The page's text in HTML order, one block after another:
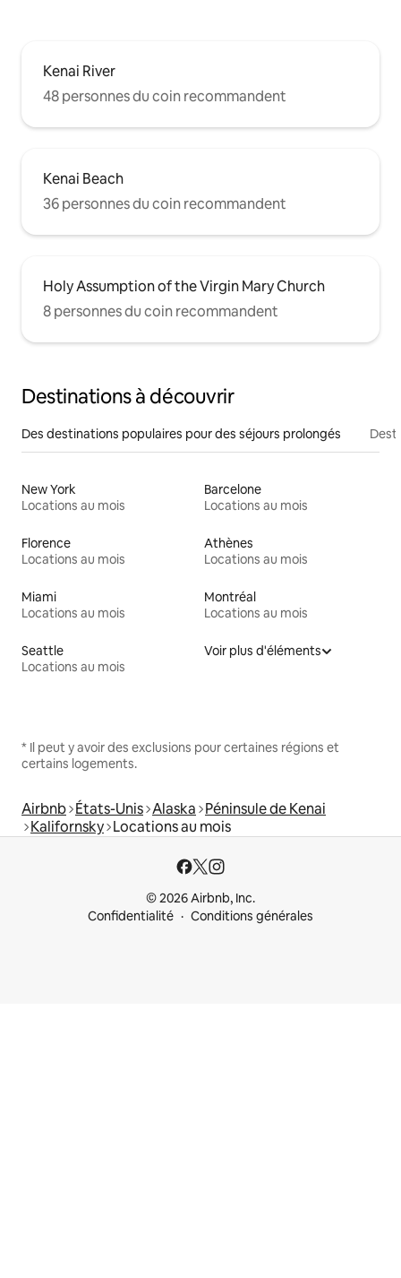
Kenai River
48 personnes du coin recommandent
Kenai Beach
36 personnes du coin recommandent
Holy Assumption of the Virgin Mary Church
8 personnes du coin recommandent
Destinations à découvrir
Des destinations populaires pour des séjours prolongés
New York
Locations au mois
Barcelone
Locations au mois
Florence
Locations au mois
Athènes
Locations au mois
Miami
Locations au mois
Montréal
Locations au mois
Seattle
Locations au mois
Voir plus d'éléments
* Il peut y avoir des exclusions pour certaines régions et
certains logements.
Airbnb États-Unis Alaska Péninsule de Kenai
Kalifornsky Locations au mois
© 2026 Airbnb, Inc.
Confidentialité
Conditions générales